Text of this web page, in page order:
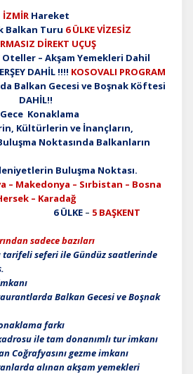
İZMİR Hareket
Balkan Turu 6 ÜLKE VİZESİZ
DİREKT UÇUŞ
Oteller – Akşam Yemekleri Dahil
DAHİL !!!! KOSOVALI PROGRAM
Balkan Gecesi ve Boşnak Köftesi
DAHİL!!
Konaklama
Kültürlerin ve İnançların,
Balkanların
Buluşma Noktası.
– Makedonya – Sırbistan – Bosna
– Karadağ
6 ÜLKE – 5 BAŞKENT
sadece bazıları
tarifeli seferi ile Gündüz saatlerinde
Balkan Gecesi ve Boşnak
farkı
ile tam donanımlı tur imkanı
Coğrafyasını gezme imkanı
alınan akşam yemekleri